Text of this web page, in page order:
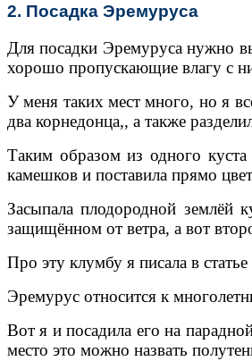
2. Посадка Эремуруса
Для посадки Эремуруса нужно
хорошо пропускающие влагу с
У меня таких мест много, но я
два корнедонца,, а также
Таким образом из одного
камешков и поставила прямо
Засыпала плодородной
защищённом от ветра, а вот
Про эту клумбу я писала в статье
Эремурус относится к
Вот я и посадила его на
место это можно назвать